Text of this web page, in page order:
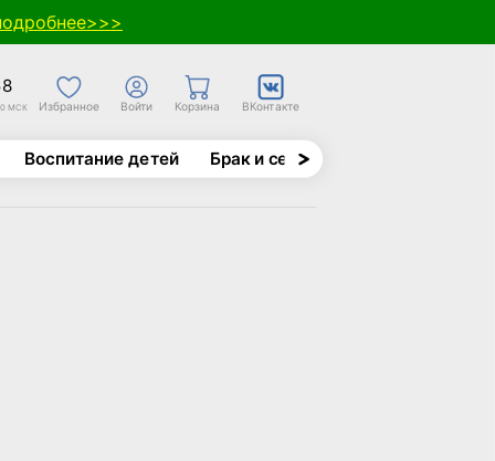
МСК Избранное Войти Корзина ВКонтакте
Воспитание детей Брак и семья